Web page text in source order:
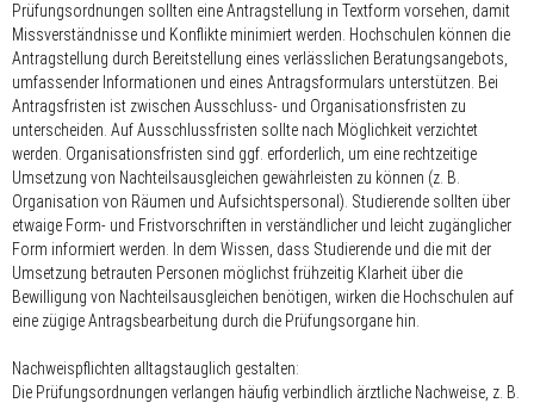
Prüfungsordnungen sollten eine Antragstellung in Textform vorsehen, damit
Missverständnisse und Konflikte minimiert werden. Hochschulen können die
Antragstellung durch Bereitstellung eines verlässlichen Beratungsangebots,
umfassender Informationen und eines Antragsformulars unterstützen. Bei
Antragsfristen ist zwischen Ausschluss- und Organisationsfristen zu
unterscheiden. Auf Ausschlussfristen sollte nach Möglichkeit verzichtet
werden. Organisationsfristen sind ggf. erforderlich, um eine rechtzeitige
Umsetzung von Nachteilsausgleichen gewährleisten zu können (z. B.
Organisation von Räumen und Aufsichtspersonal). Studierende sollten über
etwaige Form- und Fristvorschriften in verständlicher und leicht zugänglicher
Form informiert werden. In dem Wissen, dass Studierende und die mit der
Umsetzung betrauten Personen möglichst frühzeitig Klarheit über die
Bewilligung von Nachteilsausgleichen benötigen, wirken die Hochschulen auf
eine zügige Antragsbearbeitung durch die Prüfungsorgane hin.
Nachweispflichten alltagstauglich gestalten:
Die Prüfungsordnungen verlangen häufig verbindlich ärztliche Nachweise, z. B.